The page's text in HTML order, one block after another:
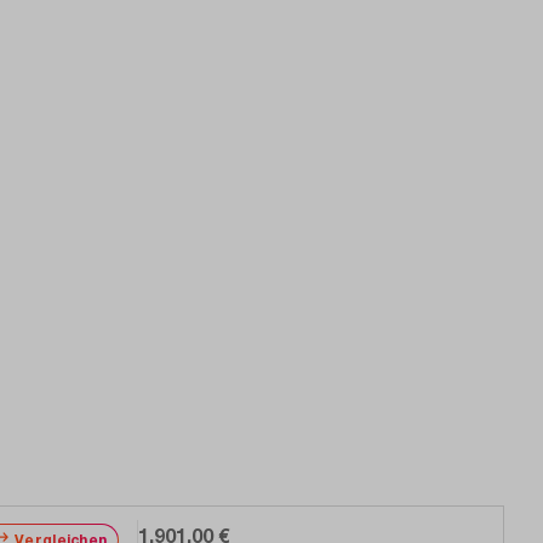
1.901,00 €